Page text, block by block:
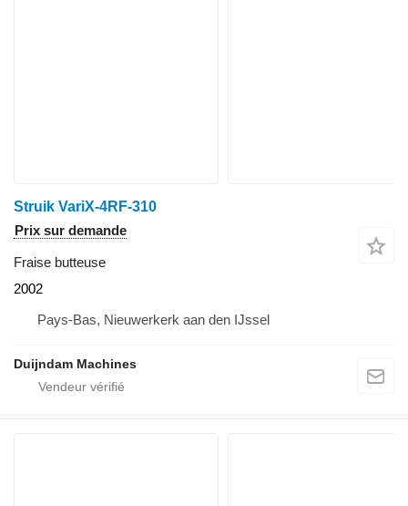
Struik VariX-4RF-310
Prix sur demande
Fraise butteuse
2002
Pays-Bas, Nieuwerkerk aan den IJssel
Duijndam Machines